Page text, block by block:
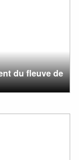
du fleuve de